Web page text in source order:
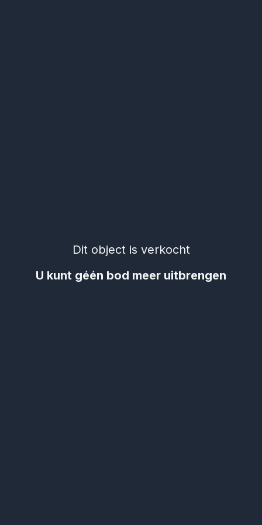
Dit object is verkocht
U kunt géén bod meer uitbrengen